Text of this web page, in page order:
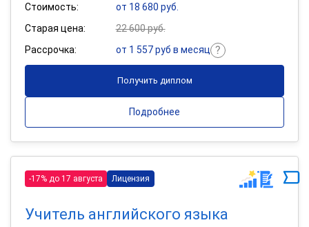
Стоимость:
от 18 680 руб.
Старая цена:
22 600 руб.
Рассрочка:
от 1 557 руб в месяц
Получить диплом
Подробнее
-17% до 17 августа Лицензия
Учитель английского языка